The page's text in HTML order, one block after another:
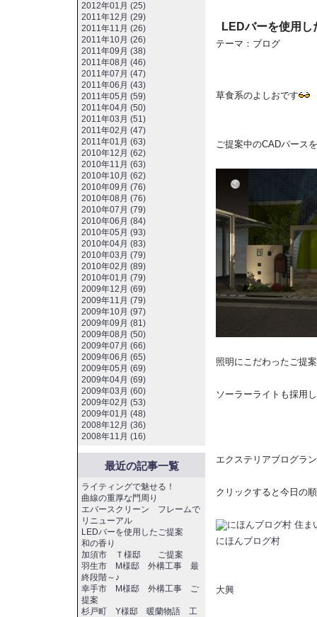
LEDバーを使用し
テーマ： ブログ
草食系のよしおです
ご提案中のCADパース
照明にこだわったご提
ソーラーライトも採用
エクステリアブログラ
クリックすると今日の
にほんブログ村
大興
2012年01月 (25)
2011年12月 (29)
2011年11月 (26)
2011年10月 (26)
2011年09月 (38)
2011年08月 (46)
2011年07月 (47)
2011年06月 (43)
2011年05月 (59)
2011年04月 (50)
2011年03月 (51)
2011年02月 (47)
2011年01月 (63)
2010年12月 (62)
2010年11月 (63)
2010年10月 (62)
2010年09月 (76)
2010年08月 (76)
2010年07月 (79)
2010年06月 (84)
2010年05月 (93)
2010年04月 (83)
2010年03月 (79)
2010年02月 (89)
2010年01月 (79)
2009年12月 (69)
2009年11月 (79)
2009年10月 (97)
2009年09月 (81)
2009年08月 (50)
2009年07月 (66)
2009年06月 (65)
2009年05月 (69)
2009年04月 (69)
2009年03月 (60)
2009年02月 (53)
2009年01月 (48)
2008年12月 (36)
2008年11月 (16)
最近の記事一覧
ライティングで魅せる！
曲線の重厚な門周り
エバースクリーン フレームで
リニューアル
LEDバーを使用したご提案
和の香り
加須市 Ｔ様邸 ご提案
羽生市 M様邸 外構工事 最
終段階～♪
幸手市 M様邸 外構工事 ご
提案
杉戸町 Y様邸 暖蘭物語 工